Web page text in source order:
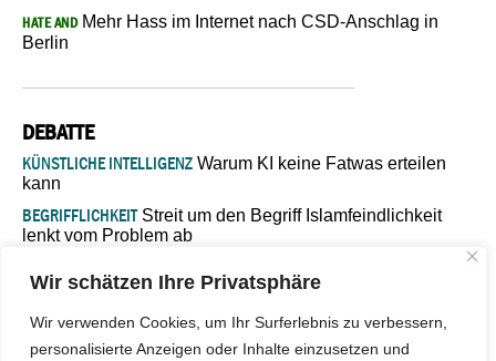
Wir schätzen Ihre Privatsphäre
Wir verwenden Cookies, um Ihr Surferlebnis zu verbessern,
personalisierte Anzeigen oder Inhalte einzusetzen und
HATE ANDMehr Hass im Internet nach CSD-Anschlag in
Berlin
DEBATTE
KÜNSTLICHE INTELLIGENZ Warum KI keine Fatwas erteilen
kann
BEGRIFFLICHKEITStreit um den Begriff Islamfeindlichkeit
lenkt vom Problem ab
Verantwortung bleibt“
ISLAMISCHE FAKULTÄT IN MÜNSTEREine kritische Schwelle für
die deutsche Religionspolitik